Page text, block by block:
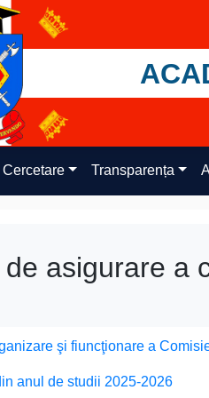
Cercetare Transparența
asigurare a
şi fiuncţionare a
anul de studii 2025-2026